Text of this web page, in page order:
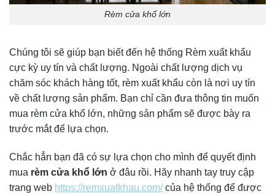
Rèm cửa khổ lớn
Chúng tôi sẽ giúp bạn biết đến hệ thống Rèm xuất khẩu
cực kỳ uy tín và chất lượng. Ngoài chất lượng dịch vụ
chăm sóc khách hàng tốt, rèm xuất khẩu còn là nơi uy tín
về chất lượng sản phẩm. Bạn chỉ cần đưa thông tin muốn
mua rèm cửa khổ lớn, những sản phẩm sẽ được bày ra
trước mắt để lựa chọn.
Chắc hẳn bạn đã có sự lựa chọn cho mình để quyết định
mua rèm cửa khổ lớn ở đâu rồi. Hãy nhanh tay truy cập
trang web https://remxuatkhau.com/của hệ thống để được